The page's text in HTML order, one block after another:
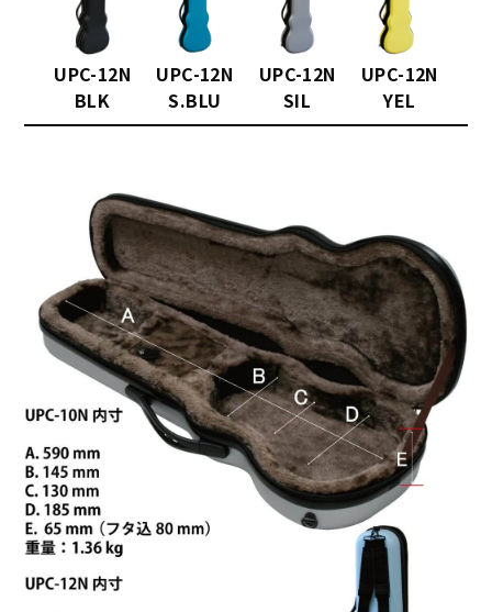
UPC-12N
BLK
UPC-12N
S.BLU
UPC-12N
SIL
UPC-12N
YEL